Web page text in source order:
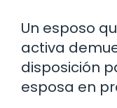
Un esposo
activa
disposición
esposa en